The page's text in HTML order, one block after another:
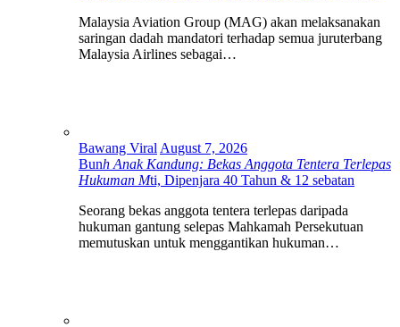
Malaysia Aviation Group (MAG) akan melaksanakan
saringan dadah mandatori terhadap semua juruterbang
Malaysia Airlines sebagai…
Bawang Viral August 7, 2026
Bunh Anak Kandung: Bekas Anggota Tentera Terlepas
Hukuman Mti, Dipenjara 40 Tahun & 12 sebatan
Seorang bekas anggota tentera terlepas daripada
hukuman gantung selepas Mahkamah Persekutuan
memutuskan untuk menggantikan hukuman…